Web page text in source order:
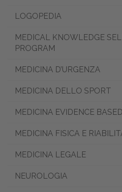
LOGOPEDIA
MEDICAL KNOWLEDGE
PROGRAM
MEDICINA D’URGENZA
MEDICINA DELLO SPORT
MEDICINA EVIDENCE BASED
MEDICINA FISICA E
MEDICINA LEGALE
NEUROLOGIA